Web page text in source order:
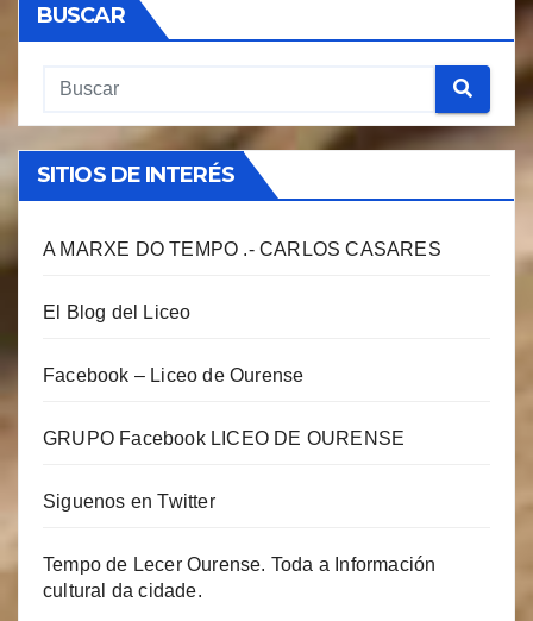
BUSCAR
SITIOS DE INTERÉS
A MARXE DO TEMPO .- CARLOS CASARES
El Blog del Liceo
Facebook – Liceo de Ourense
GRUPO Facebook LICEO DE OURENSE
Siguenos en Twitter
Tempo de Lecer Ourense. Toda a Información
cultural da cidade.